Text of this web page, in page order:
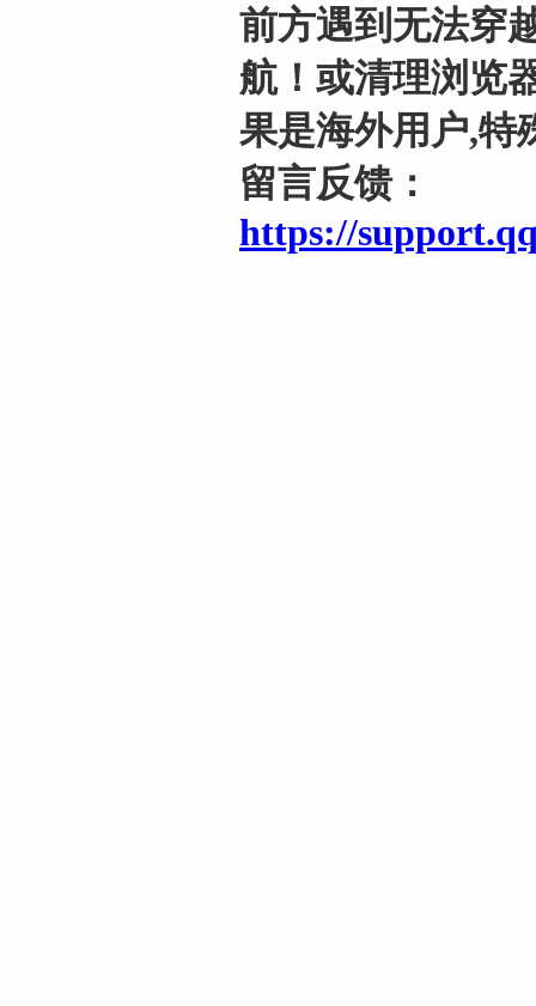
前方遇到无法穿
航！或清理浏览
果是海外用户,特
留言反馈：
https://